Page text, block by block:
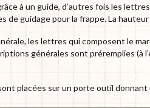
à un guide, d’autres fois les
de guidage pour la frappe. La
les lettres qui composent le
générales sont préremplies (à
placées sur un porte outil